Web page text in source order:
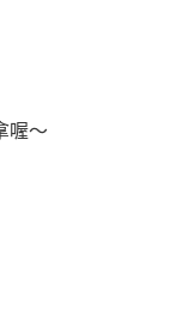
喔～